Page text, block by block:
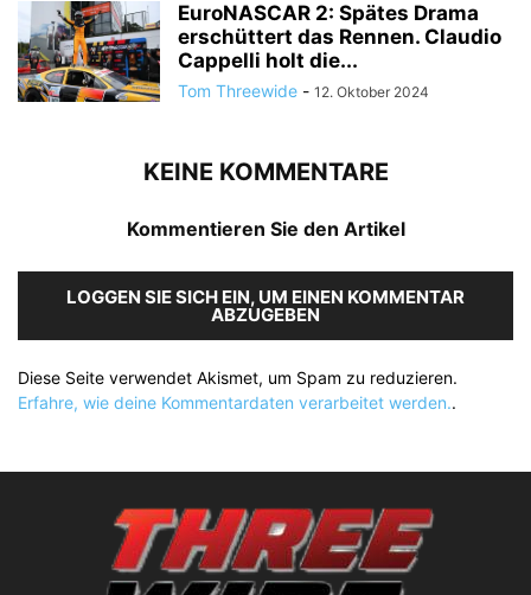
EuroNASCAR 2: Spätes Drama
erschüttert das Rennen. Claudio
Cappelli holt die...
Tom Threewide - 12. Oktober 2024
KEINE KOMMENTARE
Kommentieren Sie den Artikel
LOGGEN SIE SICH EIN, UM EINEN KOMMENTAR
ABZUGEBEN
Diese Seite verwendet Akismet, um Spam zu reduzieren.
Erfahre, wie deine Kommentardaten verarbeitet werden..